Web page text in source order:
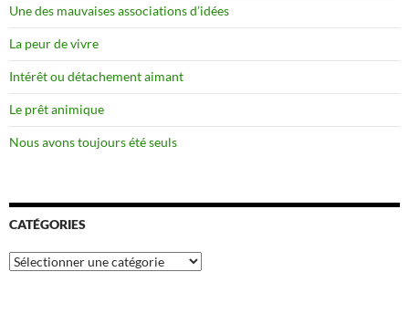
Une des mauvaises associations d’idées
La peur de vivre
Intérêt ou détachement aimant
Le prêt animique
Nous avons toujours été seuls
CATÉGORIES
Catégories